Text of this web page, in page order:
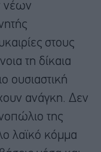
νέων
στους
τη δίκαια
ουσιαστική
ανάγκη. Δεν
της
λαϊκό κόμμα